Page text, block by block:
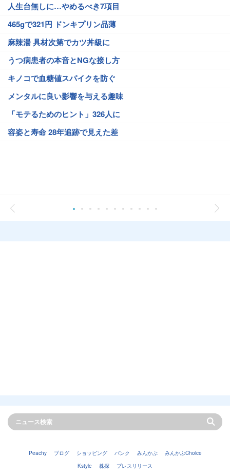
人生台無しに…やめるべき7項目
465gで321円 ドンキプリン品薄
麻辣湯 具材次第でカツ丼級に
うつ病患者の本音とNGな接し方
キノコで血糖値スパイクを防ぐ
メンタルに良い影響を与える趣味
「モテるためのヒント」326人に
容姿と寿命 28年追跡で見えた差
Peachy ブログ ショッピング バンク みんかぶ
みんかぶChoice
Kstyle
株探 プレスリリース